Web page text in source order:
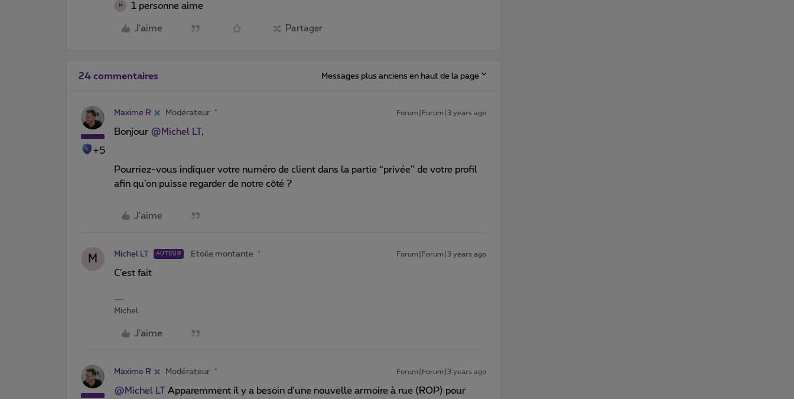
M 1 personne aime
J'aime Partager
24 commentaires Messages plus anciens en haut de la page
+5
Maxime R Modérateur Forum|Forum|3 years ago
Bonjour @Michel LT,
Pourriez-vous indiquer votre numéro de client dans la partie “privée” de votre profil
afin qu’on puisse regarder de notre côté ?
J'aime
M Michel LT AUTEUR Etoile montante Forum|Forum|3 years ago
C’est fait
Michel
J'aime
Maxime R Modérateur Forum|Forum|3 years ago
@Michel LT Apparemment il y a besoin d’une nouvelle armoire à rue (ROP) pour